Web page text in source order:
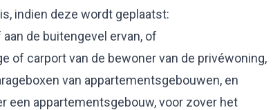
indien deze wordt geplaatst:
de buitengevel ervan, of
carport van de bewoner van de privéwoning,
van appartementsgebouwen, en
een appartementsgebouw, voor zover het